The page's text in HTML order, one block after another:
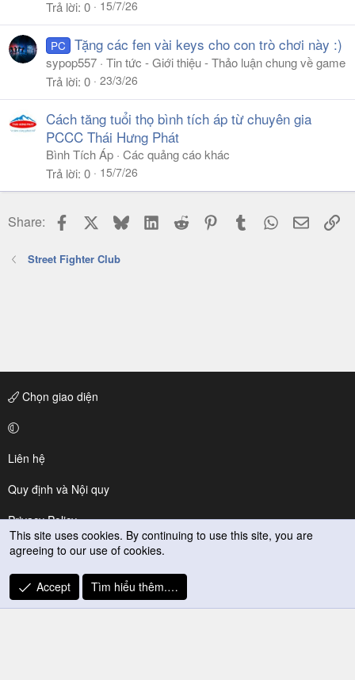
Trả lời 0 15/7/26
PC Tặng các fen vài keys cho con trò chơi này :)
sypop557 Tin tức - Giới thiệu - Thảo luận chung về game
Trả lời 0 23/3/26
Cách tăng tuổi thọ bình tích áp từ chuyên gia
PCCC Thái Hưng Phát
Bình Tích Áp Các quảng cáo khác
Trả lời 0 15/7/26
Share: Facebook BlueskyLinkedIn
Reddit PinterestTumblr WhatsApp
Email
Street Fighter Club
Chọn giao diện
Liên hệ
Quy định và Nội quy
Privacy Policy
Trợ giúp
R
S
This site uses cookies. By continuing to use this site, you are
agreeing to our use of cookies.
Accept Tìm hiểu thêm.…